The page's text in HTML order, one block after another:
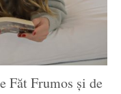
Făt Frumos și de